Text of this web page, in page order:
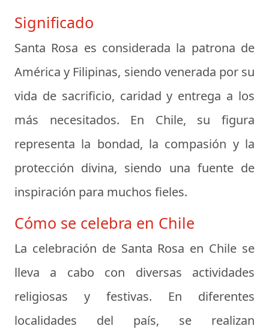
Significado
Santa Rosa es considerada la patrona de
América y Filipinas, siendo venerada por su
vida de sacrificio, caridad y entrega a los
más necesitados. En Chile, su figura
representa la bondad, la compasión y la
protección divina, siendo una fuente de
inspiración para muchos fieles.
Cómo se celebra en Chile
La celebración de Santa Rosa en Chile se
lleva a cabo con diversas actividades
religiosas y festivas. En diferentes
localidades del país, se realizan